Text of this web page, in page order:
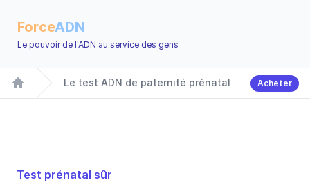
ForceADN
Le pouvoir de l'ADN au service des gens
Accueil
Le test ADN de paternité prénatal Acheter
Test prénatal sûr